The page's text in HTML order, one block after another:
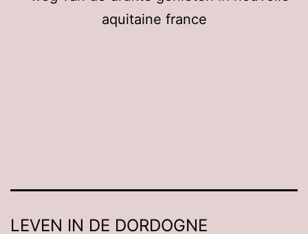
LEVEN IN DE DORDOGNE